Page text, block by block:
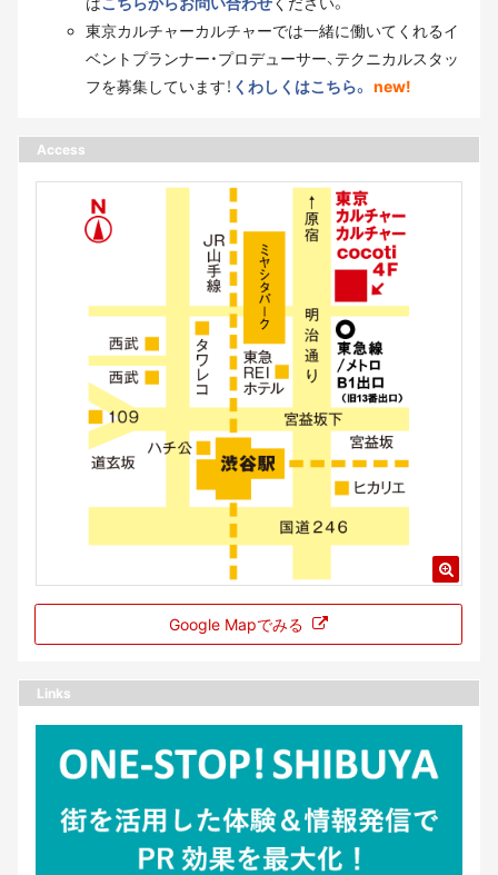
東京カルチャーカルチャーでは一緒に働いてくれるイ
ベントプランナー・プロデューサー、テクニカルスタッ
フを募集しています！ くわしくはこちら。 new!
Access
Google Mapでみる
Links